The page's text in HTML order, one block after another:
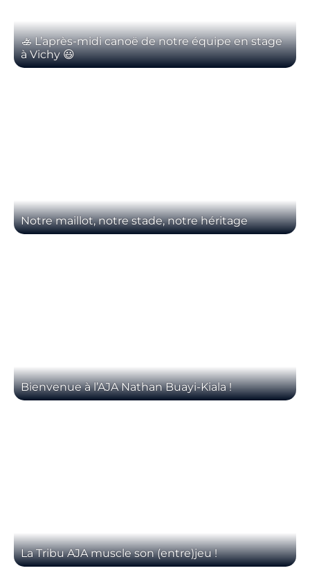
🚣 L’après-midi canoë de notre équipe en stage
à Vichy 😃
Notre maillot, notre stade, notre héritage
Bienvenue à l’AJA Nathan Buayi-Kiala !
La Tribu AJA muscle son (entre)jeu !